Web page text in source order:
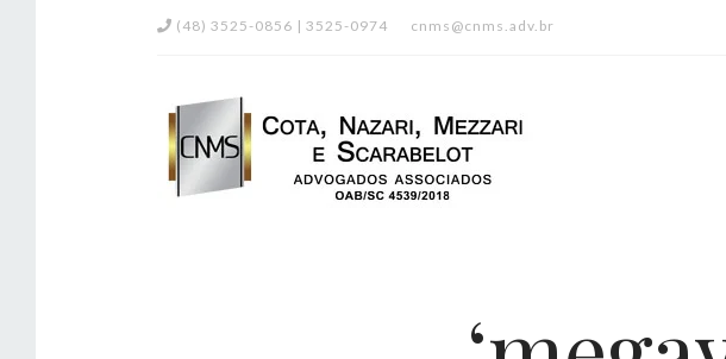
(48) 3525-0856 | 3525-0974 cnms@cnms.adv.br